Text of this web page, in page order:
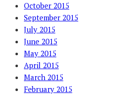
October 2015
September 2015
July 2015
June 2015
May 2015
April 2015
March 2015
February 2015